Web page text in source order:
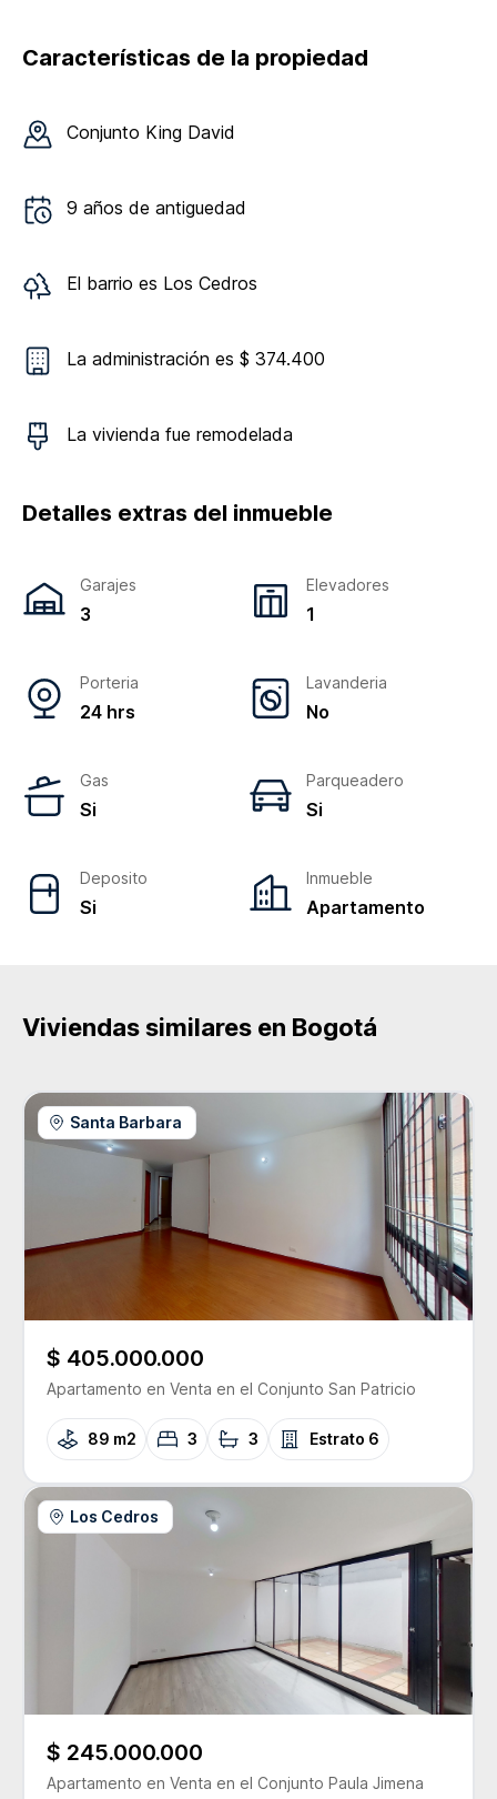
Características de la propiedad
Conjunto King David
9 años de antiguedad
El barrio es Los Cedros
La administración es $ 374.400
La vivienda fue remodelada
Detalles extras del inmueble
Garajes
3
Elevadores
1
Porteria
24 hrs
Lavanderia
No
Gas
Si
Parqueadero
Si
Deposito
Si
Inmueble
Apartamento
Viviendas similares en Bogotá
Santa Barbara
$ 405.000.000
Apartamento en Venta en el Conjunto San Patricio
89 m2 3 3 Estrato 6
Los Cedros
$ 245.000.000
Apartamento en Venta en el Conjunto Paula Jimena